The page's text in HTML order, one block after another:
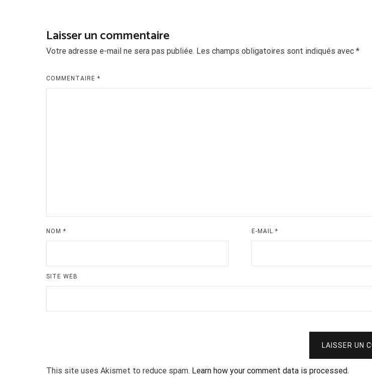
l’article
Laisser un commentaire
Votre adresse e-mail ne sera pas publiée. Les champs obligatoires sont indiqués avec *
COMMENTAIRE *
NOM * E-MAIL*
SITE WEB
LAISSER UN
This site uses Akismet to reduce spam. Learn how your comment data is processed.